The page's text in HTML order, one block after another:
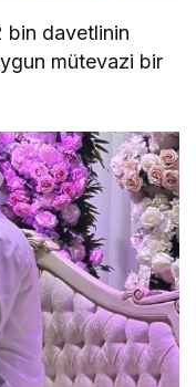
bin davetlinin
mütevazi bir